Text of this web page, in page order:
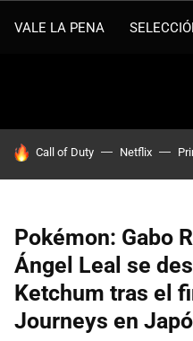
VALE LA PENA
HOY SE HABLA DE
Call of Duty Netflix
Pokémon: Gabo
Ángel Leal se
Ketchum tras el
Journeys en